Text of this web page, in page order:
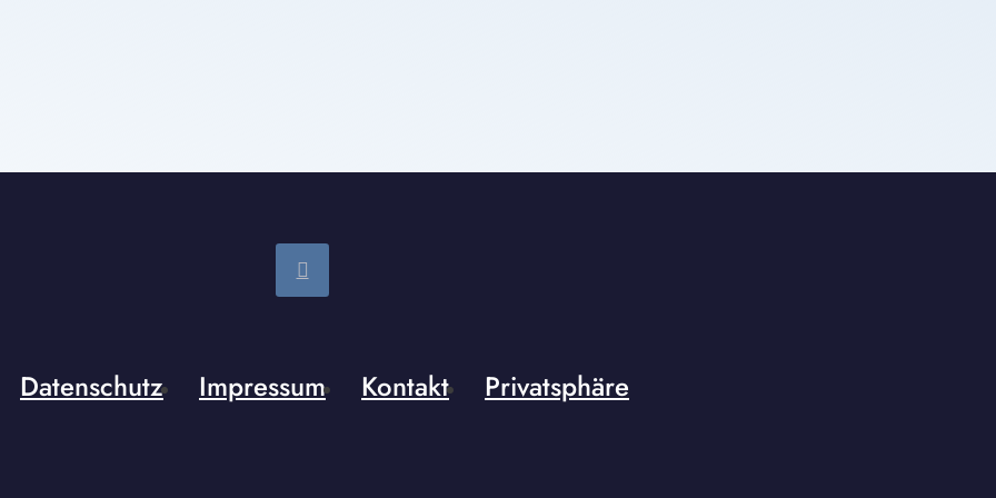
Datenschutz Impressum Kontakt Privatsphäre